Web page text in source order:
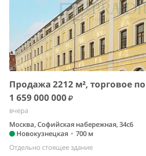
Продажа 2212 м², торговое
1 659 000 000
вчера
Москва, Софийская набережная, 34с6
Новокузнецкая • 700 м
Отдельно стоящее здание